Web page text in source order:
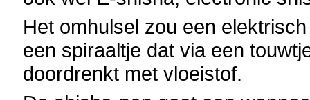
Het omhulsel zou een
een spiraaltje dat via een
doordrenkt met vloeistof.